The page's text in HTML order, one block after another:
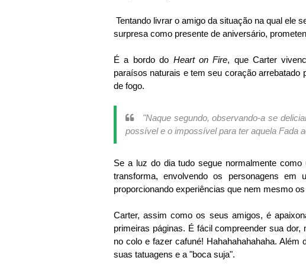
Tentando livrar o amigo da situação na qual ele
surpresa como presente de aniversário,
É a bordo do Heart on Fire, que Carter
paraísos naturais e tem seu coração
de fogo.
"Naque segundo, observando-a se
possível e o impossível para ter aquela Fada
Se a luz do dia tudo segue normalmente
transforma, envolvendo os personagens
proporcionando experiências que nem mesmo
Carter, assim como os seus amigos, é
primeiras páginas. É fácil compreender sua
no colo e fazer cafuné! Hahahahahahaha.
suas tatuagens e a "boca suja".